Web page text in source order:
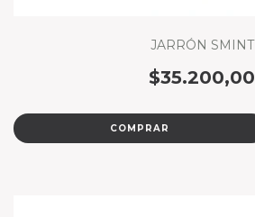
JARRÓN SMINT
$35.200,00